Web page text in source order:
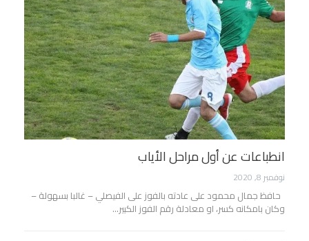
انطباعات عن أول مراحل الأياب
نوفمبر 8, 2020
حافظ جمال محمود على عادته بالفوز على الفيصلي – غالبا بسهولة –
وكان بامكانه كسر، او معادلة رقم الفوز الكبير…